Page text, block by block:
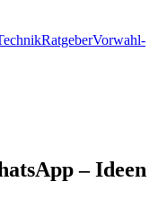
RatgeberVorwahl-
– Ideen